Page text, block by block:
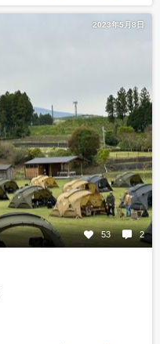
2023年5月8日
53 2